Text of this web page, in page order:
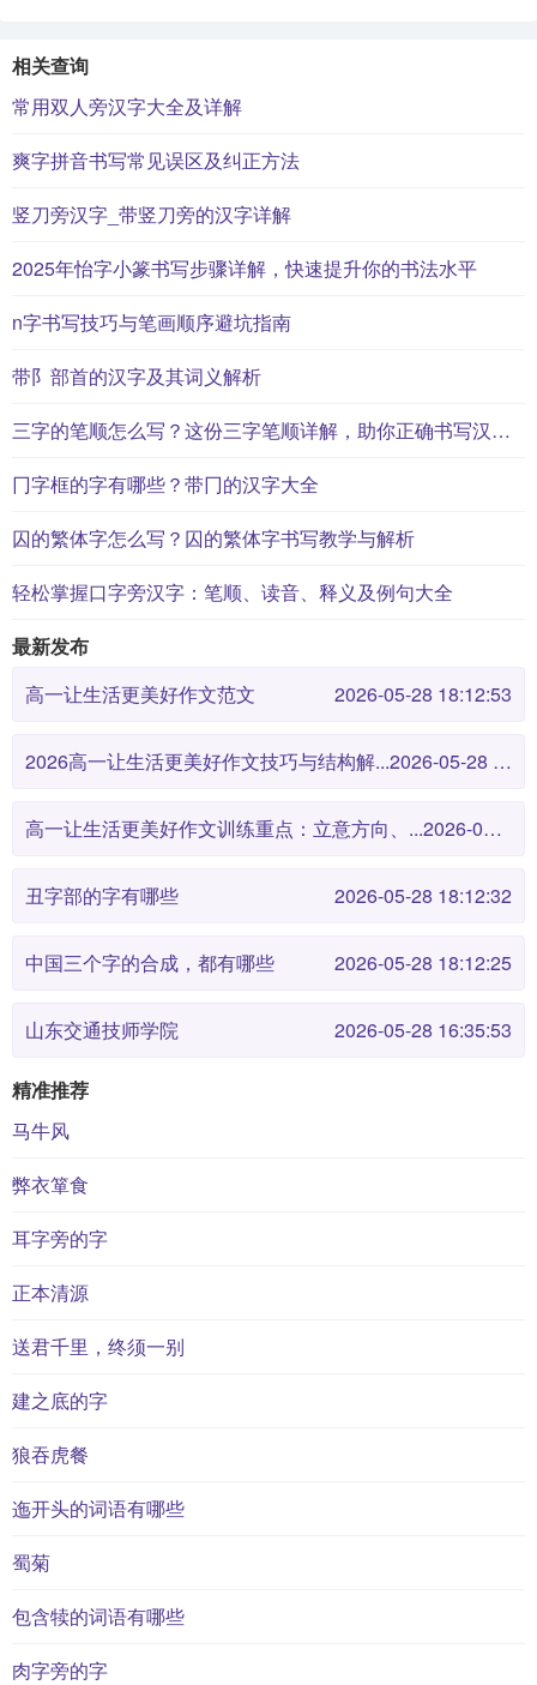
相关查询
常用双人旁汉字大全及详解
爽字拼音书写常见误区及纠正方法
竖刀旁汉字_带竖刀旁的汉字详解
2025年怡字小篆书写步骤详解，快速提升你的书法水平
n字书写技巧与笔画顺序避坑指南
带阝部首的汉字及其词义解析
三字的笔顺怎么写？这份三字笔顺详解，助你正确书写汉字_汉字笔顺学习
冂字框的字有哪些？带冂的汉字大全
囚的繁体字怎么写？囚的繁体字书写教学与解析
轻松掌握口字旁汉字：笔顺、读音、释义及例句大全
最新发布
高一让生活更美好作文范文
2026-05-28 18:12:53
2026高一让生活更美好作文技巧与结构解... 2026-05-28 18:12:46
高一让生活更美好作文训练重点：立意方向、... 2026-05-28 18:12:38
丑字部的字有哪些 2026-05-28 18:12:32
中国三个字的合成，都有哪些 2026-05-28 18:12:25
山东交通技师学院 2026-05-28 16:35:53
精准推荐
马牛风
弊衣箪食
耳字旁的字
正本清源
送君千里，终须一别
建之底的字
狼吞虎餐
迤开头的词语有哪些
蜀菊
包含犊的词语有哪些
肉字旁的字